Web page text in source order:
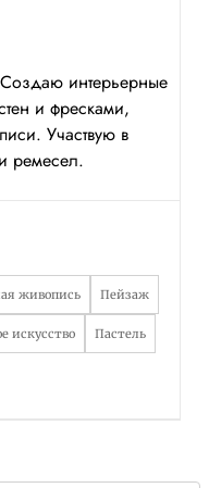
интерьерные
и фресками,
Участвую в
ремесел.
живопись Пейзаж
искусство Пастель